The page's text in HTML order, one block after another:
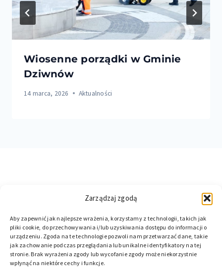
Zarządzaj zgodą
Aby zapewnić jak najlepsze wrażenia, korzystamy z technologii, takich jak
pliki cookie, do przechowywania i/lub uzyskiwania dostępu do informacji o
urządzeniu. Zgoda na te technologie pozwoli nam przetwarzać dane, takie
jak zachowanie podczas przeglądania lub unikalne identyfikatory na tej
stronie. Brak wyrażenia zgody lub wycofanie zgody może niekorzystnie
wpłynąć na niektóre cechy i funkcje.
Wiosenne porządki w Gminie
Dziwnów
14 marca, 2026 Aktualności
© 2026 DZIWNOW.NET. Wszelkie prawa zastrzeżone.